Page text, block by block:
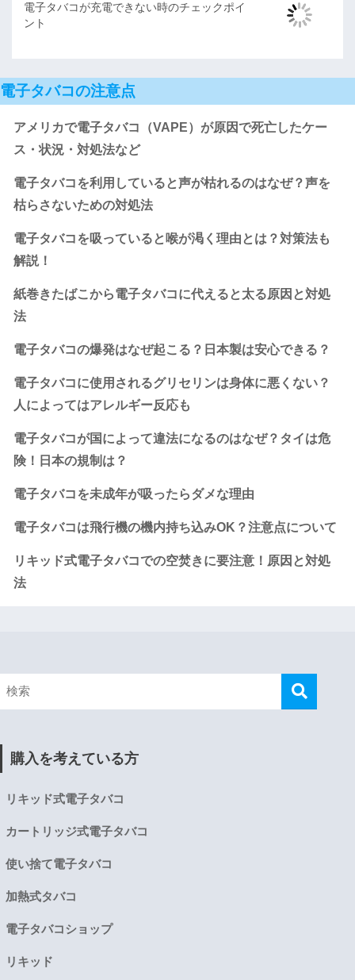
電子タバコが充電できない時のチェックポイ
ント
電子タバコの注意点
アメリカで電子タバコ（VAPE）が原因で死亡したケー
ス・状況・対処法など
電子タバコを利用していると声が枯れるのはなぜ？声を
枯らさないための対処法
電子タバコを吸っていると喉が渇く理由とは？対策法も
解説！
紙巻きたばこから電子タバコに代えると太る原因と対処
法
電子タバコの爆発はなぜ起こる？日本製は安心できる？
電子タバコに使用されるグリセリンは身体に悪くない？
人によってはアレルギー反応も
電子タバコが国によって違法になるのはなぜ？タイは危
険！日本の規制は？
電子タバコを未成年が吸ったらダメな理由
電子タバコは飛行機の機内持ち込みOK？注意点について
リキッド式電子タバコでの空焚きに要注意！原因と対処
法
購入を考えている方
リキッド式電子タバコ
カートリッジ式電子タバコ
使い捨て電子タバコ
加熱式タバコ
電子タバコショップ
リキッド